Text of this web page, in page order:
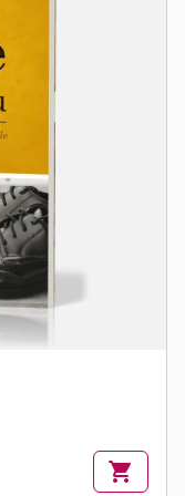
shopping_cart